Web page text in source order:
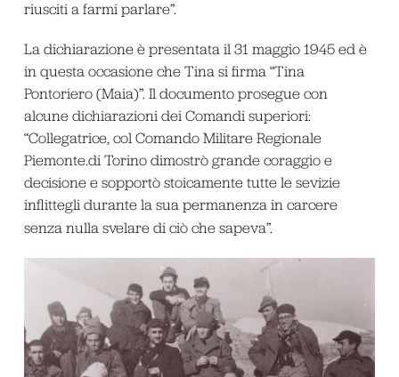
riusciti a farmi parlare”.
La dichiarazione è presentata il 31 maggio 1945 ed è
in questa occasione che Tina si firma “Tina
Pontoriero (Maia)”. Il documento prosegue con
alcune dichiarazioni dei Comandi superiori:
“Collegatrice, col Comando Militare Regionale
Piemonte.di Torino dimostrò grande coraggio e
decisione e sopportò stoicamente tutte le sevizie
inflittegli durante la sua permanenza in carcere
senza nulla svelare di ciò che sapeva”.